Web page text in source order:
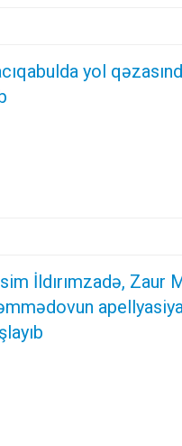
yol
İldırımzadə, Zaur